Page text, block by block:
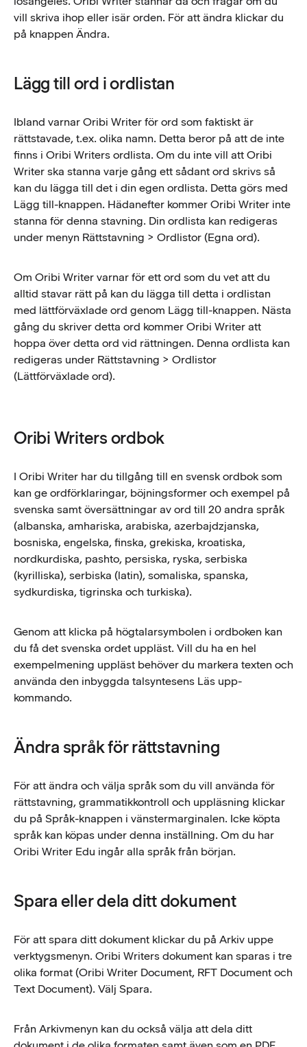
vill skriva ihop eller isär orden. För att ändra klickar du
på knappen Ändra.
Lägg till ord i ordlistan
Ibland varnar Oribi Writer för ord som faktiskt är
rättstavade, t.ex. olika namn. Detta beror på att de inte
finns i Oribi Writers ordlista. Om du inte vill att Oribi
Writer ska stanna varje gång ett sådant ord skrivs så
kan du lägga till det i din egen ordlista. Detta görs med
Lägg till-knappen. Hädanefter kommer Oribi Writer inte
stanna för denna stavning. Din ordlista kan redigeras
under menyn Rättstavning > Ordlistor (Egna ord).
Om Oribi Writer varnar för ett ord som du vet att du
alltid stavar rätt på kan du lägga till detta i ordlistan
med lättförväxlade ord genom Lägg till-knappen. Nästa
gång du skriver detta ord kommer Oribi Writer att
hoppa över detta ord vid rättningen. Denna ordlista kan
redigeras under Rättstavning > Ordlistor
(Lättförväxlade ord).
Oribi Writers ordbok
I Oribi Writer har du tillgång till en svensk ordbok som
kan ge ordförklaringar, böjningsformer och exempel på
svenska samt översättningar av ord till 20 andra språk
(albanska, amhariska, arabiska, azerbajdzjanska,
bosniska, engelska, finska, grekiska, kroatiska,
nordkurdiska, pashto, persiska, ryska, serbiska
(kyrilliska), serbiska (latin), somaliska, spanska,
sydkurdiska, tigrinska och turkiska).
Genom att klicka på högtalarsymbolen i ordboken kan
du få det svenska ordet uppläst. Vill du ha en hel
exempelmening uppläst behöver du markera texten och
använda den inbyggda talsyntesens Läs upp-
kommando.
Ändra språk för rättstavning
För att ändra och välja språk som du vill använda för
rättstavning, grammatikkontroll och uppläsning klickar
du på Språk-knappen i vänstermarginalen. Icke köpta
språk kan köpas under denna inställning. Om du har
Oribi Writer Edu ingår alla språk från början.
Spara eller dela ditt dokument
För att spara ditt dokument klickar du på Arkiv uppe
verktygsmenyn. Oribi Writers dokument kan sparas i tre
olika format (Oribi Writer Document, RFT Document och
Text Document). Välj Spara.
Från Arkivmenyn kan du också välja att dela ditt